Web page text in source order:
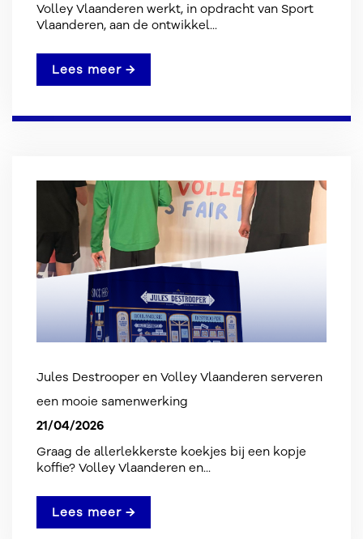
Volley Vlaanderen werkt, in opdracht van Sport
Vlaanderen, aan de ontwikkel...
Lees meer →
Jules Destrooper en Volley Vlaanderen serveren
een mooie samenwerking
21/04/2026
Graag de allerlekkerste koekjes bij een kopje
koffie? Volley Vlaanderen en...
Lees meer →